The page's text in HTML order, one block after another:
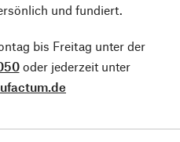
und fundiert.
bis Freitag unter der
oder jederzeit unter